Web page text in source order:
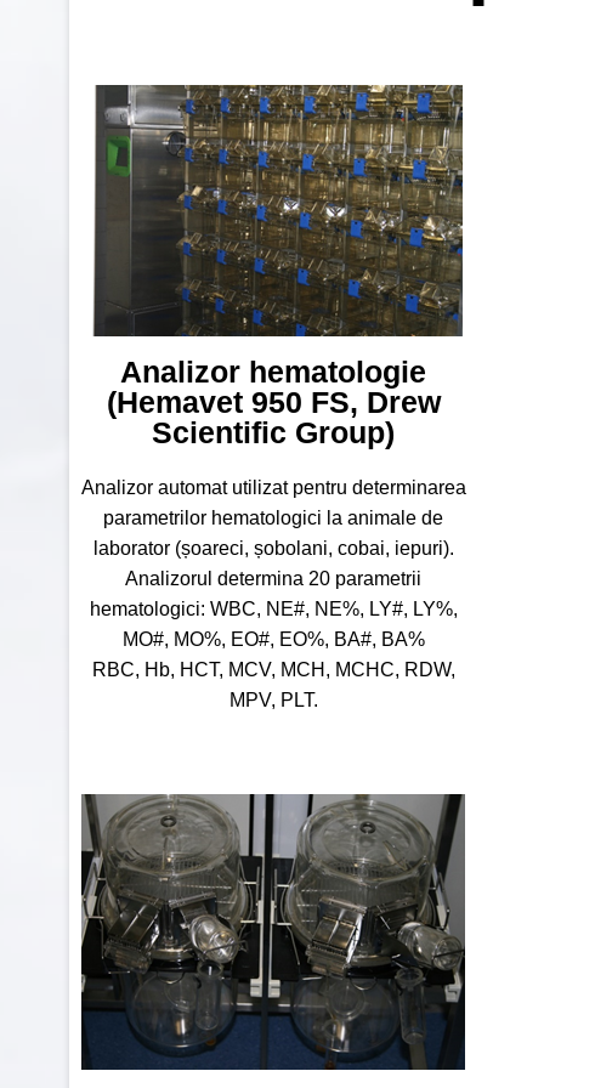
Analizor hematologie
(Hemavet 950 FS, Drew
Scientific Group)
Analizor automat utilizat pentru determinarea
parametrilor hematologici la animale de
laborator (șoareci, șobolani, cobai, iepuri).
Analizorul determina 20 parametrii
hematologici: WBC, NE#, NE%, LY#, LY%,
MO#, MO%, EO#, EO%, BA#, BA%
RBC, Hb, HCT, MCV, MCH, MCHC, RDW,
MPV, PLT.